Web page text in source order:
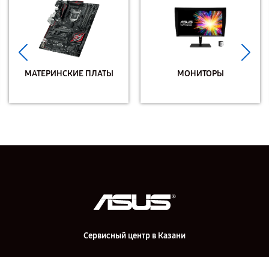
МАТЕРИНСКИЕ ПЛАТЫ МОНИТОРЫ
Сервисный центр в Казани